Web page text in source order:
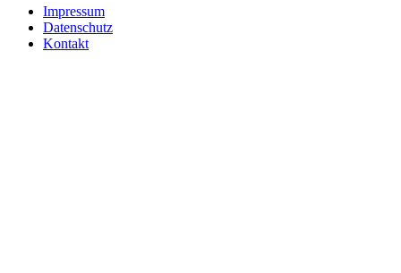
Impressum
Datenschutz
Kontakt